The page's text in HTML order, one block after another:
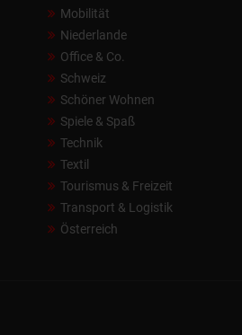
Mobilität
Niederlande
Office & Co.
Schweiz
Schöner Wohnen
Spiele & Spaß
Technik
Textil
Tourismus & Freizeit
Transport & Logistik
Österreich